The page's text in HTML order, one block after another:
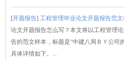
[开题报告] 工程管理毕业论文开题报告范
论文开题报告怎么写？本文将以工程管理
告的范文样本，标题是“中建八局ＢＹ公司
具体详情如下。...